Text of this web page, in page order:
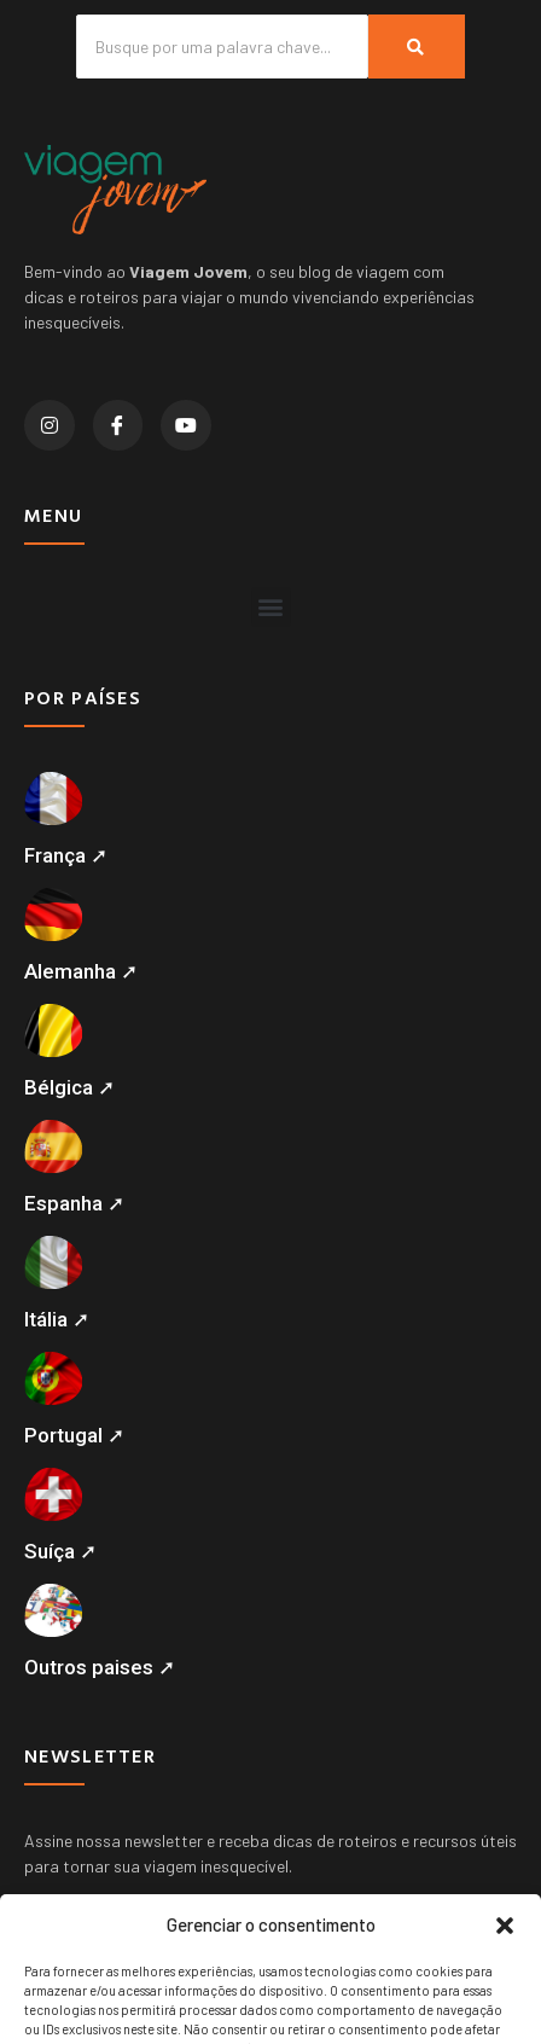
Gerenciar o consentimento
Para fornecer as melhores experiências, usamos tecnologias como cookies para
armazenar e/ou acessar informações do dispositivo. O consentimento para essas
tecnologias nos permitirá processar dados como comportamento de navegação
ou IDs exclusivos neste site. Não consentir ou retirar o consentimento pode afetar
Bem-vindo ao Viagem Jovem, o seu blog de viagem com
dicas e roteiros para viajar o mundo vivenciando experiências
inesquecíveis.
MENU
POR PAÍSES
França ➚
Alemanha ➚
Bélgica ➚
Espanha ➚
Itália ➚
Portugal ➚
Suíça ➚
Outros paises ➚
NEWSLETTER
Assine nossa newsletter e receba dicas de roteiros e recursos úteis
para tornar sua viagem inesquecível.